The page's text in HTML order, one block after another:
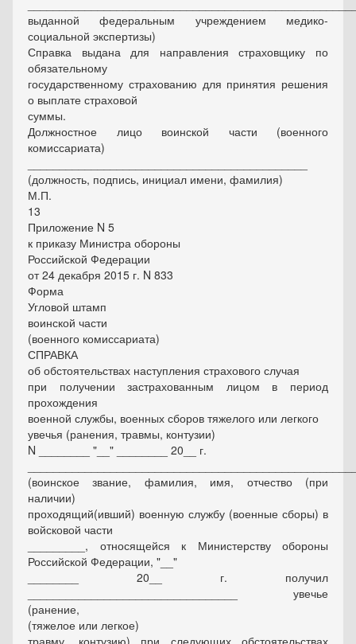
выданной федеральным учреждением медико-
социальной экспертизы)
Справка выдана для направления страховщику по
обязательному
государственному страхованию для принятия решения
о выплате страховой
суммы.
Должностное лицо воинской части (военного
комиссариата)
(должность, подпись, инициал имени, фамилия)
М.П.
13
Приложение N 5
к приказу Министра обороны
Российской Федерации
от 24 декабря 2015 г. N 833
Форма
Угловой штамп
воинской части
(военного комиссариата)
СПРАВКА
об обстоятельствах наступления страхового случая
при получении застрахованным лицом в период
прохождения
военной службы, военных сборов тяжелого или легкого
увечья (ранения, травмы, контузии)
N ________ "__" ________ 20__ г.
(воинское звание, фамилия, имя, отчество (при
наличии)
проходящий(ивший) военную службу (военные сборы) в
войсковой части
_________, относящейся к Министерству обороны
Российской Федерации, "__"
________ 20__ г. получил
_________________________________ увечье
(ранение,
(тяжелое или легкое)